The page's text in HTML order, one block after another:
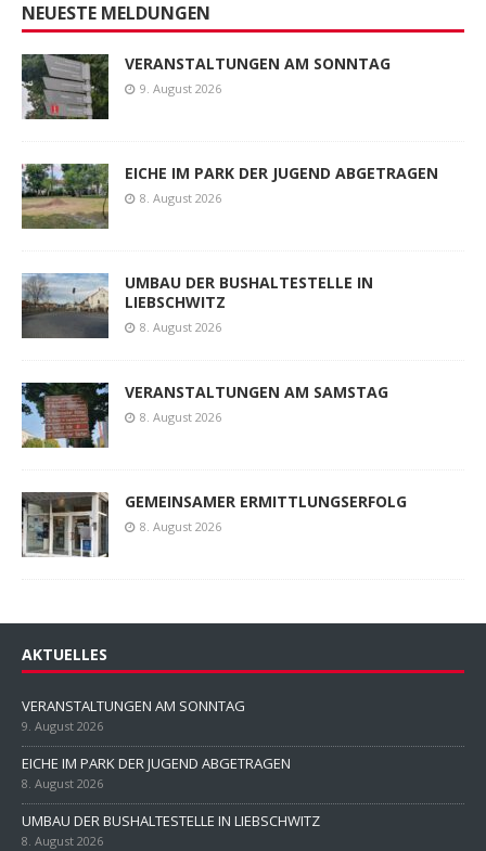
NEUESTE MELDUNGEN
VERANSTALTUNGEN AM SONNTAG
9. August 2026
EICHE IM PARK DER JUGEND ABGETRAGEN
8. August 2026
UMBAU DER BUSHALTESTELLE IN
LIEBSCHWITZ
8. August 2026
VERANSTALTUNGEN AM SAMSTAG
8. August 2026
GEMEINSAMER ERMITTLUNGSERFOLG
8. August 2026
AKTUELLES
VERANSTALTUNGEN AM SONNTAG
9. August 2026
EICHE IM PARK DER JUGEND ABGETRAGEN
8. August 2026
UMBAU DER BUSHALTESTELLE IN LIEBSCHWITZ
8. August 2026